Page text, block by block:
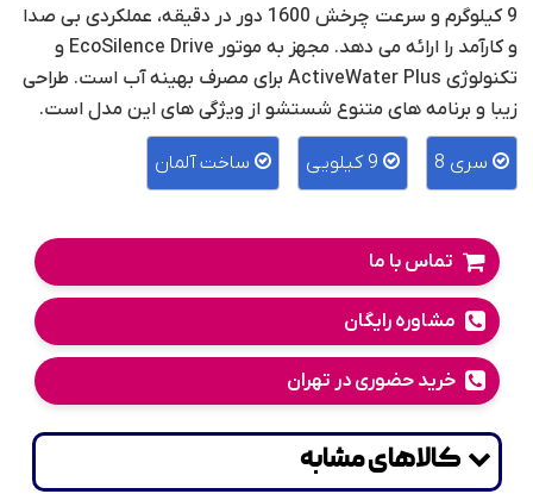
9 کیلوگرم و سرعت چرخش 1600 دور در دقیقه، عملکردی بی صدا
و کارآمد را ارائه می دهد. مجهز به موتور EcoSilence Drive و
تکنولوژی ActiveWater Plus برای مصرف بهینه آب است. طراحی
زیبا و برنامه های متنوع شستشو از ویژگی های این مدل است.
سری 8 ساخت آلمان
تماس با ما
مشاوره رایگان
خرید حضوری در تهران
کالاهای مشابه